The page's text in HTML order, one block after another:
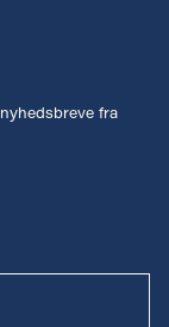
fra